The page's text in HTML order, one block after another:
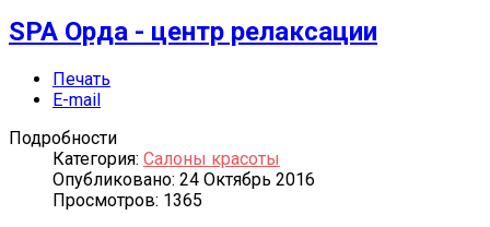
SPA Орда - центр релаксации
Печать
E-mail
Подробности
Категория: Салоны красоты
Опубликовано: 24 Октябрь 2016
Просмотров: 1365